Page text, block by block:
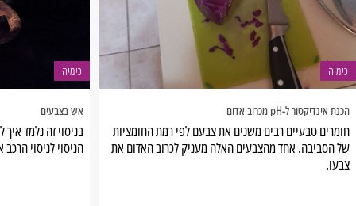
כימיה
הכנת אינדיקטור ל-pH מכרוב אדום
חומרים טבעיים רבים משנים את צבעם לפי רמת החומציות
של הסביבה. אחד מהצבעים האלה מעניק לכרוב האדום את
צבעו.
כימיה
אש בצבעים
בניסוי זה נלמד
הניסוי לניסוי הרכב